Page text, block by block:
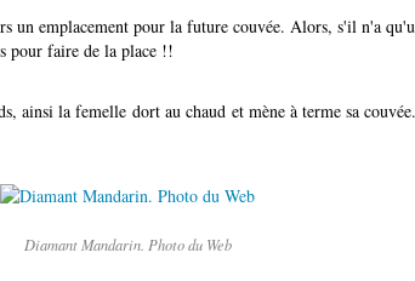
un emplacement pour la future couvée. Alors, s'il n'a
pour faire de la place !!
ainsi la femelle dort au chaud et mène à terme sa
Diamant Mandarin. Photo du Web